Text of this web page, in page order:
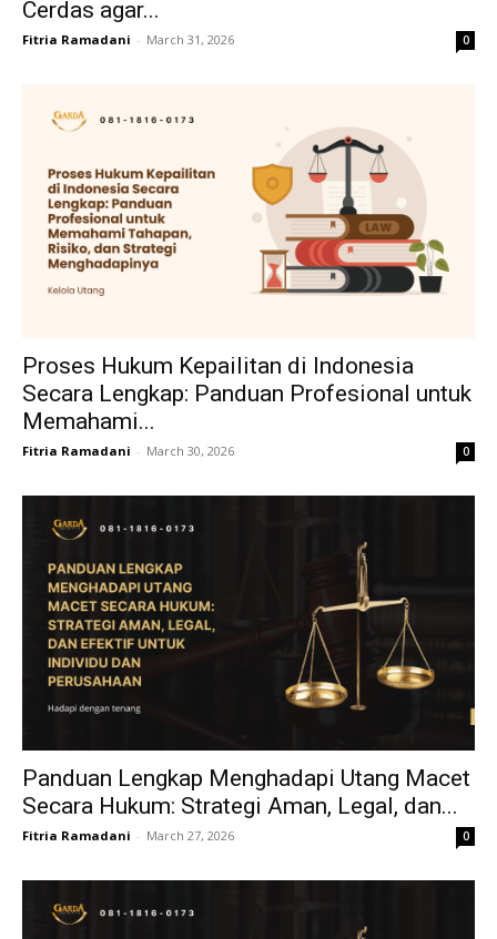
Cerdas agar...
Fitria Ramadani - March 31, 2026 0
Proses Hukum Kepailitan di Indonesia
Secara Lengkap: Panduan Profesional untuk
Memahami...
Fitria Ramadani - March 30, 2026 0
Panduan Lengkap Menghadapi Utang Macet
Secara Hukum: Strategi Aman, Legal, dan...
Fitria Ramadani - March 27, 2026 0